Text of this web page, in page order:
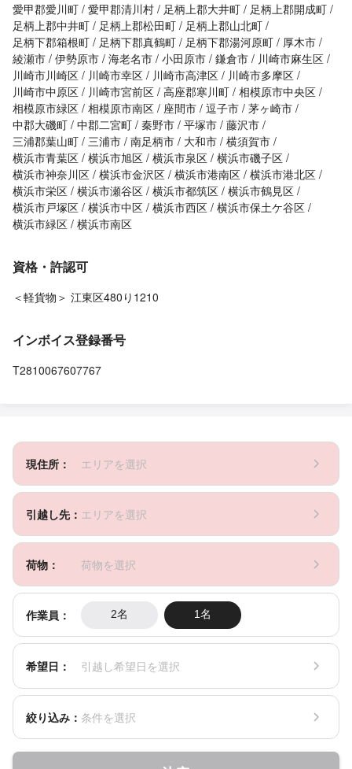
愛甲郡愛川町 愛甲郡清川村 足柄上郡大井町
足柄上郡開成町
足柄上郡中井町
足柄上郡松田町
足柄上郡山北町
足柄下郡箱根町
足柄下郡真鶴町 足柄下郡湯河原町
厚木市
綾瀬市 伊勢原市 海老名市 小田原市 鎌倉市
川崎市麻生区
川崎市川崎区
川崎市幸区 川崎市高津区
川崎市多摩区
川崎市中原区
川崎市宮前区 高座郡寒川町 相模原市中央区
相模原市緑区 相模原市南区 座間市 逗子市 茅ヶ崎市
中郡大磯町 中郡二宮町 秦野市 平塚市 藤沢市
三浦郡葉山町 三浦市 南足柄市 大和市 横須賀市
横浜市青葉区 横浜市旭区 横浜市泉区 横浜市磯子区
横浜市神奈川区 横浜市金沢区 横浜市港南区 横浜市港北区
横浜市栄区 横浜市瀬谷区 横浜市都筑区 横浜市鶴見区
横浜市戸塚区 横浜市中区 横浜市西区 横浜市保土ケ谷区
横浜市緑区 横浜市南区
資格・許認可
＜軽貨物＞ 江東区480り1210
インボイス登録番号
T2810067607767
現住所： エリアを選択
引越し先： エリアを選択
荷物： 荷物を選択
作業員： 2名 1名
希望日： 引越し希望日を選択
絞り込み： 条件を選択